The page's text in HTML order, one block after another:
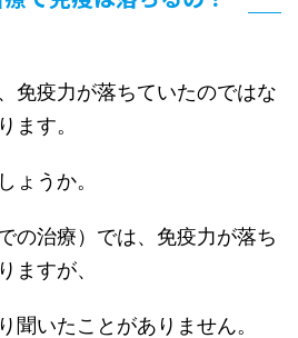
免疫力が落ちていたのではな
ます。
ょうか。
の治療）では、免疫力が落ち
ますが、
聞いたことがありません。